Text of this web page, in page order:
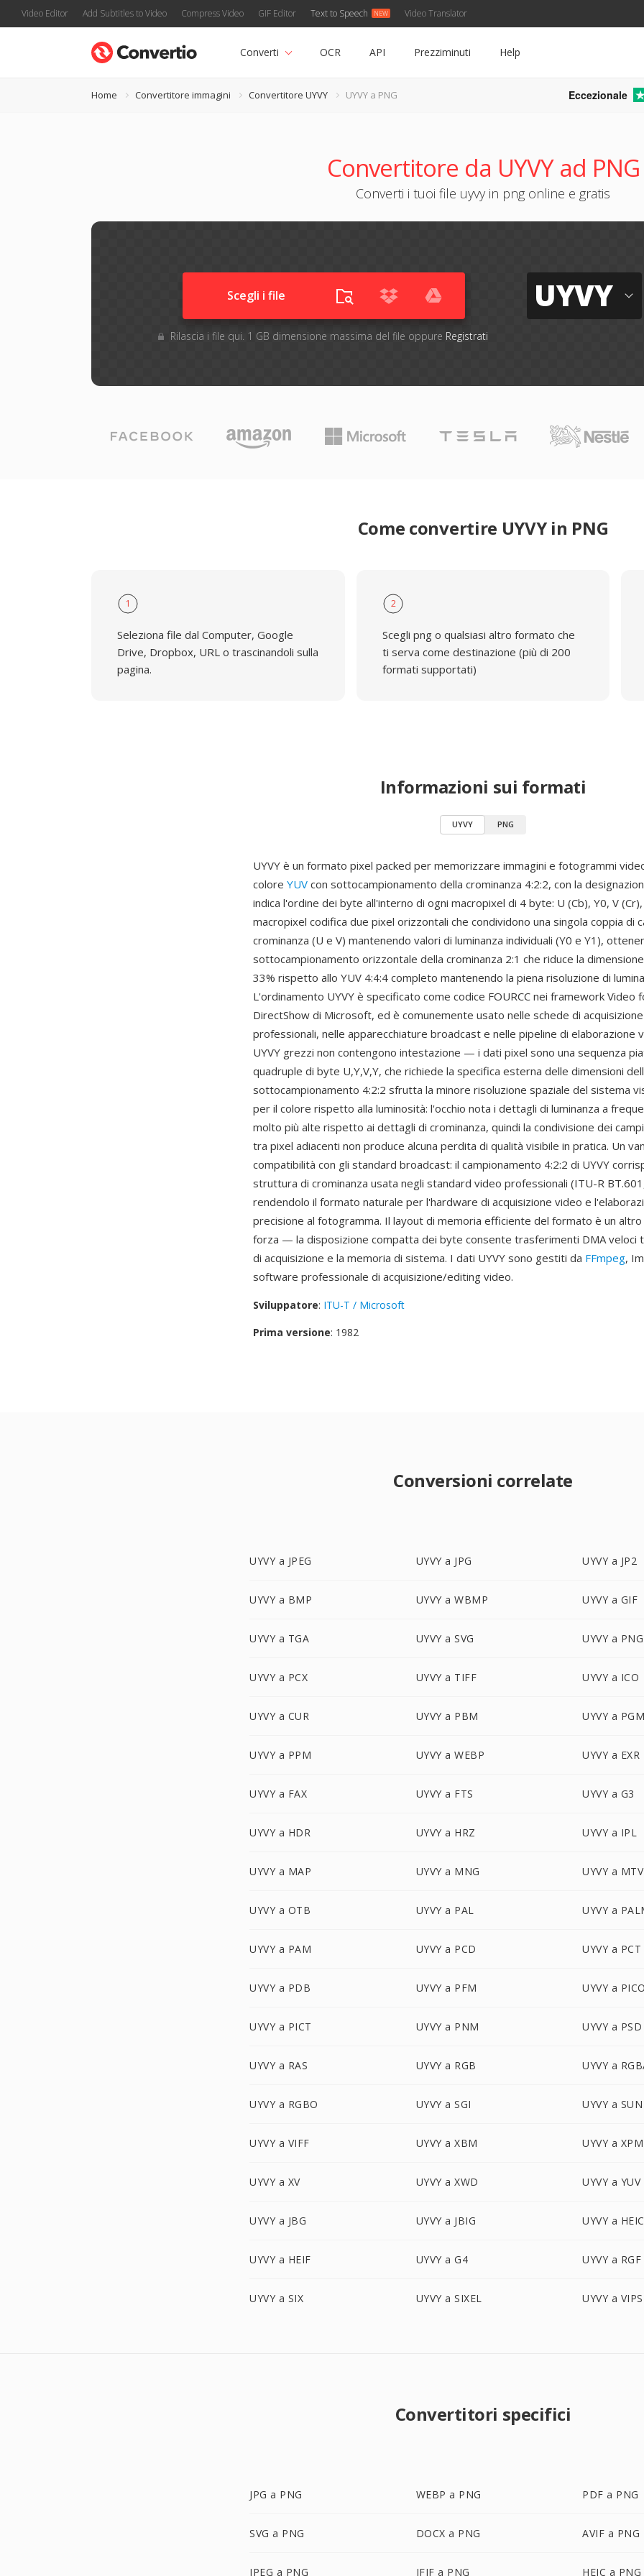
Video Editor Add Subtitles to Video Compress Video GIF Editor Text to Speech Video Translator
Converti OCR API Prezziminuti Help
Home Convertitore immagini Convertitore UYVY UYVY a PNG Eccezionale
Convertitore da UYVY ad PNG
Converti i tuoi file uyvy in png online e gratis
Scegli i file
Rilascia i file qui. 1 GB dimensione massima del file oppure Registrati
UYVY
Come convertire UYVY in PNG
1
Seleziona file dal Computer, Google
Drive, Dropbox, URL o trascinandoli sulla
pagina.
2
Scegli png o qualsiasi altro formato che
ti serva come destinazione (più di 200
formati supportati)
Informazioni sui formati
UYVY PNG
UYVY è un formato pixel packed per memorizzare immagini e fotogrammi
colore YUV con sottocampionamento della crominanza 4:2:2, con la
indica l'ordine dei byte all'interno di ogni macropixel di 4 byte: U (Cb), Y0, V
macropixel codifica due pixel orizzontali che condividono una singola coppia di
crominanza (U e V) mantenendo valori di luminanza individuali (Y0 e Y1),
sottocampionamento orizzontale della crominanza 2:1 che riduce la
33% rispetto allo YUV 4:4:4 completo mantenendo la piena risoluzione di
L'ordinamento UYVY è specificato come codice FOURCC nei framework Video
DirectShow di Microsoft, ed è comunemente usato nelle schede di
professionali, nelle apparecchiature broadcast e nelle pipeline di elaborazione
UYVY grezzi non contengono intestazione — i dati pixel sono una sequenza
quadruple di byte U,Y,V,Y, che richiede la specifica esterna delle dimensioni
sottocampionamento 4:2:2 sfrutta la minore risoluzione spaziale del sistema
per il colore rispetto alla luminosità: l'occhio nota i dettagli di luminanza a
molto più alte rispetto ai dettagli di crominanza, quindi la condivisione dei
tra pixel adiacenti non produce alcuna perdita di qualità visibile in pratica. Un
compatibilità con gli standard broadcast: il campionamento 4:2:2 di UYVY
struttura di crominanza usata negli standard video professionali (ITU-R
rendendolo il formato naturale per l'hardware di acquisizione video e
precisione al fotogramma. Il layout di memoria efficiente del formato è un
forza — la disposizione compatta dei byte consente trasferimenti DMA veloci
di acquisizione e la memoria di sistema. I dati UYVY sono gestiti da FFmpeg,
software professionale di acquisizione/editing video.
Sviluppatore: ITU-T / Microsoft
Prima versione: 1982
Conversioni correlate
UYVY a JPEG UYVY a JPG UYVY a JP2
UYVY a BMP UYVY a WBMP UYVY a GIF
UYVY a TGA UYVY a SVG UYVY a PNG
UYVY a PCX UYVY a TIFF UYVY a ICO
UYVY a CUR UYVY a PBM UYVY a
UYVY a PPM UYVY a WEBP UYVY a EXR
UYVY a FAX UYVY a FTS UYVY a G3
UYVY a HDR UYVY a HRZ UYVY a IPL
UYVY a MAP UYVY a MNG UYVY a MTV
UYVY a OTB UYVY a PAL UYVY a
UYVY a PAM UYVY a PCD UYVY a PCT
UYVY a PDB UYVY a PFM UYVY a
UYVY a PICT UYVY a PNM UYVY a PSD
UYVY a RAS UYVY a RGB UYVY a
UYVY a RGBO UYVY a SGI UYVY a SUN
UYVY a VIFF UYVY a XBM UYVY a XPM
UYVY a XV UYVY a XWD UYVY a YUV
UYVY a JBG UYVY a JBIG UYVY a HEIC
UYVY a HEIF UYVY a G4 UYVY a RGF
UYVY a SIX UYVY a SIXEL UYVY a VIPS
Convertitori specifici
JPG a PNG WEBP a PNG PDF a PNG
SVG a PNG DOCX a PNG AVIF a PNG
JPEG a PNG JFIF a PNG HEIC a PNG